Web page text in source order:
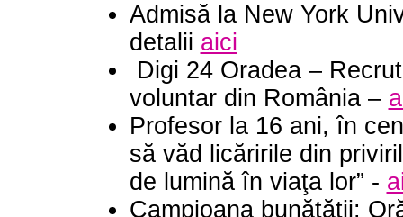
Admisă la New York
detalii aici
Digi 24 Oradea –
voluntar din România –
Profesor la 16 ani, în
să văd licăririle din
de lumină în viaţa lor” -
Campioana bunătăţii: